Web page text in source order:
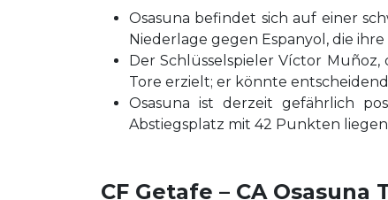
Osasuna befindet sich auf einer
Niederlage gegen Espanyol, die
Der Schlüsselspieler Víctor
Tore erzielt; er könnte
Osasuna ist derzeit gefährlich
Abstiegsplatz mit 42 Punkten
CF Getafe – CA Osasuna